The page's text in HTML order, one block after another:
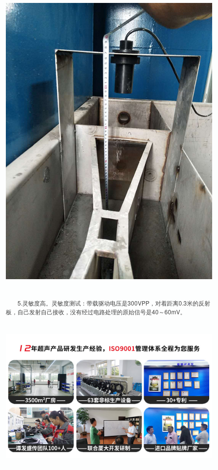
5.灵敏度高。灵敏度测试：带载驱动电压是300VPP，对着距离0.3米的反射
板，自己发射自己接收，没有经过电路处理的原始信号是40～60mV。